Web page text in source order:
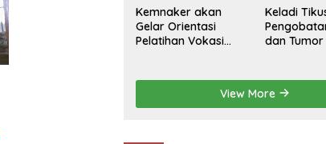
Kemnaker akan
Gelar Orientasi
Pelatihan Vokasi
Keladi
dan Tumor
View More